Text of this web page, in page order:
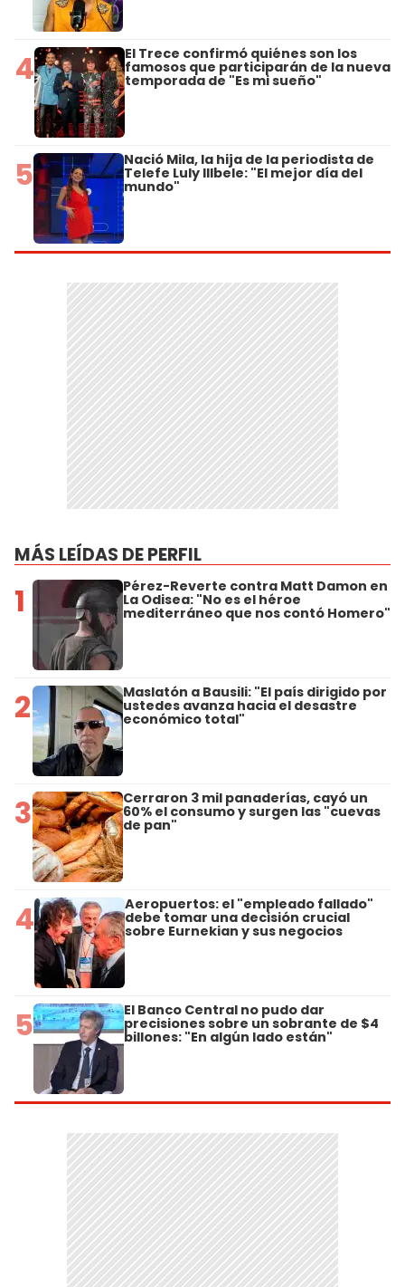
4 El Trece confirmó quiénes son los
famosos que participarán de la nueva
temporada de "Es mi sueño"
5 Nació Mila, la hija de la periodista de
Telefe Luly Illbele: "El mejor día del
mundo"
MÁS LEÍDAS DE PERFIL
1 Pérez-Reverte contra Matt Damon en
La Odisea: "No es el héroe
mediterráneo que nos contó Homero"
2 Maslatón a Bausili: "El país dirigido por
ustedes avanza hacia el desastre
económico total"
3 Cerraron 3 mil panaderías, cayó un
60% el consumo y surgen las "cuevas
de pan"
4 Aeropuertos: el "empleado fallado"
debe tomar una decisión crucial
sobre Eurnekian y sus negocios
5 El Banco Central no pudo dar
precisiones sobre un sobrante de $4
billones: "En algún lado están"